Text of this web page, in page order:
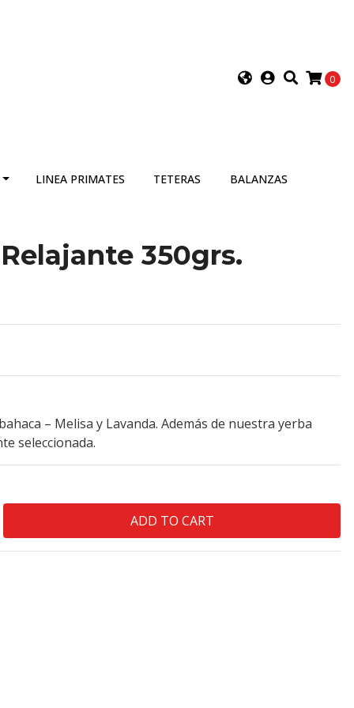
0
LINEA PRIMATES TETERAS BALANZAS
350grs.
– Melisa y Lavanda. Además de nuestra yerba
seleccionada.